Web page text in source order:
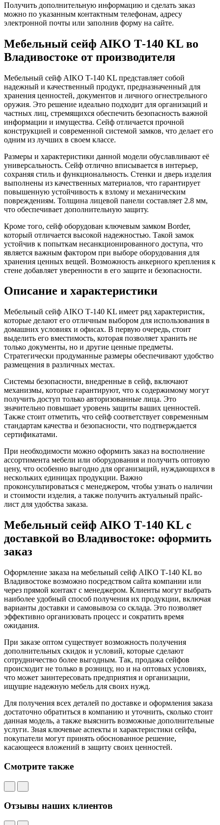
Получить дополнительную информацию и сделать заказ
можно по указанным контактным телефонам, адресу
электронной почты или заполнив форму на сайте.
Мебельный сейф AIKO Т-140 KL во
Владивостоке от производителя
Мебельный сейф AIKO Т-140 KL представляет собой
надежный и качественный продукт, предназначенный для
хранения ценностей, документов и личного огнестрельного
оружия. Это решение идеально подходит для организаций и
частных лиц, стремящихся обеспечить безопасность важной
информации и имущества. Сейф отличается прочной
конструкцией и современной системой замков, что делает его
одним из лучших в своем классе.
Размеры и характеристики данной модели обуславливают её
универсальность. Сейф отлично вписывается в интерьер,
сохраняя стиль и функциональность. Стенки и дверь изделия
выполнены из качественных материалов, что гарантирует
повышенную устойчивость к взлому и механическим
повреждениям. Толщина лицевой панели составляет 2.8 мм,
что обеспечивает дополнительную защиту.
Кроме того, сейф оборудован ключевым замком Border,
который отличается высокой надежностью. Такой замок
устойчив к попыткам несанкционированного доступа, что
является важным фактором при выборе оборудования для
хранения ценных вещей. Возможность анкерного крепления к
стене добавляет уверенности в его защите и безопасности.
Описание и характеристики
Мебельный сейф AIKO Т-140 KL имеет ряд характеристик,
которые делают его отличным выбором для использования в
домашних условиях и офисах. В первую очередь, стоит
выделить его вместимость, которая позволяет хранить не
только документы, но и другие ценные предметы.
Стратегически продуманные размеры обеспечивают удобство
размещения в различных местах.
Системы безопасности, внедренные в сейф, включают
механизмы, которые гарантируют, что к содержимому могут
получить доступ только авторизованные лица. Это
значительно повышает уровень защиты ваших ценностей.
Также стоит отметить, что сейф соответствует современным
стандартам качества и безопасности, что подтверждается
сертификатами.
При необходимости можно оформить заказ на восполнение
ассортимента мебели или оборудования и получить оптовую
цену, что особенно выгодно для организаций, нуждающихся в
нескольких единицах продукции. Важно
проконсультироваться с менеджером, чтобы узнать о наличии
и стоимости изделия, а также получить актуальный прайс-
лист для удобства заказа.
Мебельный сейф AIKO Т-140 KL с
доставкой во Владивостоке: оформить
заказ
Оформление заказа на мебельный сейф AIKO Т-140 KL во
Владивостоке возможно посредством сайта компании или
через прямой контакт с менеджером. Клиенты могут выбрать
наиболее удобный способ получения их продукции, включая
варианты доставки и самовывоза со склада. Это позволяет
эффективно организовать процесс и сократить время
ожидания.
При заказе оптом существует возможность получения
дополнительных скидок и условий, которые сделают
сотрудничество более выгодным. Так, продажа сейфов
происходит не только в розницу, но и на оптовых условиях,
что может заинтересовать предприятия и организации,
ищущие надежную мебель для своих нужд.
Для получения всех деталей по доставке и оформления заказа
достаточно обратиться в компанию и уточнить, сколько стоит
данная модель, а также выяснить возможные дополнительные
услуги. Зная ключевые аспекты и характеристики сейфа,
покупатели могут принять обоснованное решение,
касающееся вложений в защиту своих ценностей.
Смотрите также
Отзывы наших клиентов